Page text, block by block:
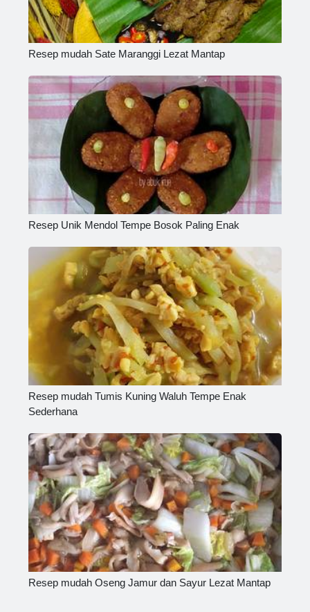
Resep mudah Sate Maranggi Lezat Mantap
Resep Unik Mendol Tempe Bosok Paling Enak
Resep mudah Tumis Kuning Waluh Tempe Enak
Sederhana
Resep mudah Oseng Jamur dan Sayur Lezat Mantap